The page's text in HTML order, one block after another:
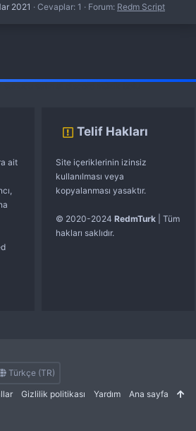
2021 Cevaplar: 1 Forum: Redm Script
ait
Telif Hakları
Site içeriklerinin izinsiz
kullanılması veya
kopyalanması yasaktır.
© 2020-2024 RedmTurk | Tüm
hakları saklıdır.
Türkçe (TR)
Gizlilik politikası Yardım Ana sayfa